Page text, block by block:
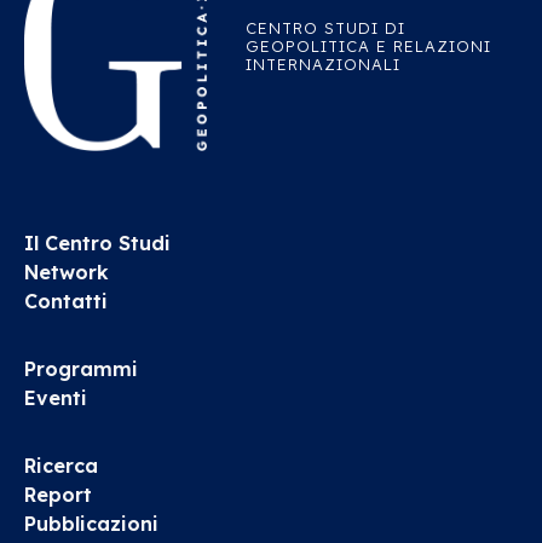
CENTRO STUDI DI
GEOPOLITICA E RELAZIONI
INTERNAZIONALI
Il Centro Studi
Network
Contatti
Programmi
Eventi
Ricerca
Report
Pubblicazioni